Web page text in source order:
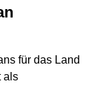
für das Land
als